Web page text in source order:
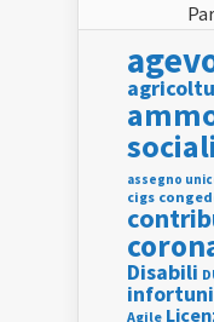
sociali
assegno
cigs
Disabili
infortuni
Agile